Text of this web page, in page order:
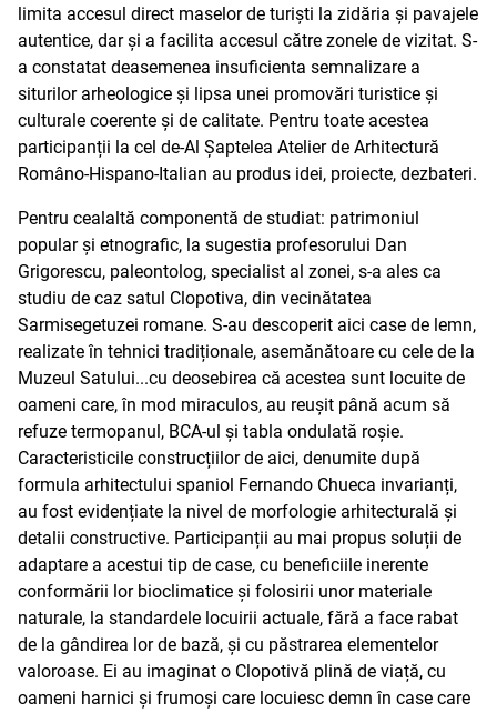
limita accesul direct maselor de turiști la zidăria și pavajele
autentice, dar și a facilita accesul către zonele de vizitat. S-
a constatat deasemenea insuficienta semnalizare a
siturilor arheologice și lipsa unei promovări turistice și
culturale coerente și de calitate. Pentru toate acestea
participanții la cel de-Al Șaptelea Atelier de Arhitectură
Româno-Hispano-Italian au produs idei, proiecte, dezbateri.
Pentru cealaltă componentă de studiat: patrimoniul
popular și etnografic, la sugestia profesorului Dan
Grigorescu, paleontolog, specialist al zonei, s-a ales ca
studiu de caz satul Clopotiva, din vecinătatea
Sarmisegetuzei romane. S-au descoperit aici case de lemn,
realizate în tehnici tradiționale, asemănătoare cu cele de la
Muzeul Satului...cu deosebirea că acestea sunt locuite de
oameni care, în mod miraculos, au reușit până acum să
refuze termopanul, BCA-ul și tabla ondulată roșie.
Caracteristicile construcțiilor de aici, denumite după
formula arhitectului spaniol Fernando Chueca invarianți,
au fost evidențiate la nivel de morfologie arhitecturală și
detalii constructive. Participanții au mai propus soluții de
adaptare a acestui tip de case, cu beneficiile inerente
conformării lor bioclimatice și folosirii unor materiale
naturale, la standardele locuirii actuale, fără a face rabat
de la gândirea lor de bază, și cu păstrarea elementelor
valoroase. Ei au imaginat o Clopotivă plină de viață, cu
oameni harnici și frumoși care locuiesc demn în case care